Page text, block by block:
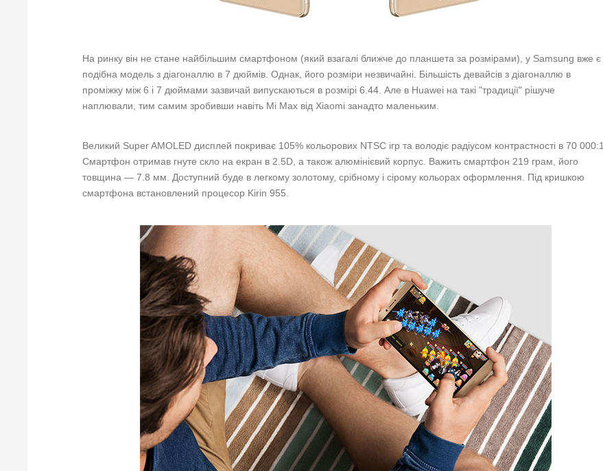
На ринку він не стане найбільшим смартфоном (який взагалі ближче до планшета за розмірами), у Samsung вже є
подібна модель з діагоналлю в 7 дюймів. Однак, його розміри незвичайні. Більшість девайсів з діагоналлю в
проміжку між 6 і 7 дюймами зазвичай випускаються в розмірі 6.44. Але в Huawei на такі "традиції" рішуче
наплювали, тим самим зробивши навіть Mi Max від Xiaomi занадто маленьким.
Великий Super AMOLED дисплей покриває 105% кольорових NTSC ігр та володіє радіусом контрастності в 70 000:1.
Смартфон отримав гнуте скло на екран в 2.5D, а також алюмінієвий корпус. Важить смартфон 219 грам, його
товщина — 7.8 мм. Доступний буде в легкому золотому, срібному і сірому кольорах оформлення. Під кришкою
смартфона встановлений процесор Kirin 955.